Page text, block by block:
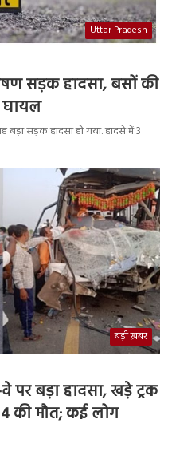
Uttar Pradesh
सड़क हादसा, बसों की
घायल
बड़ा सड़क हादसा हो गया. हादसे में 3
बड़ी ख़बर
पर बड़ा हादसा, खड़े ट्रक
की मौत; कई लोग